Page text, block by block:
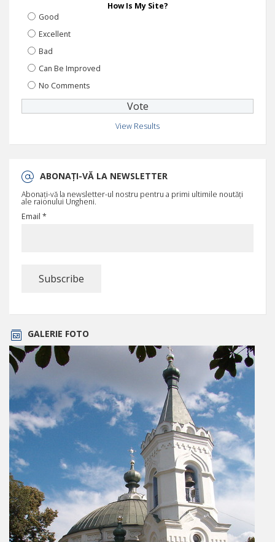
How Is My Site?
Good
Excellent
Bad
Can Be Improved
No Comments
View Results
ABONAȚI-VĂ LA NEWSLETTER
Abonați-vă la newsletter-ul nostru pentru a primi ultimile noutăți
ale raionului Ungheni.
Email *
GALERIE FOTO